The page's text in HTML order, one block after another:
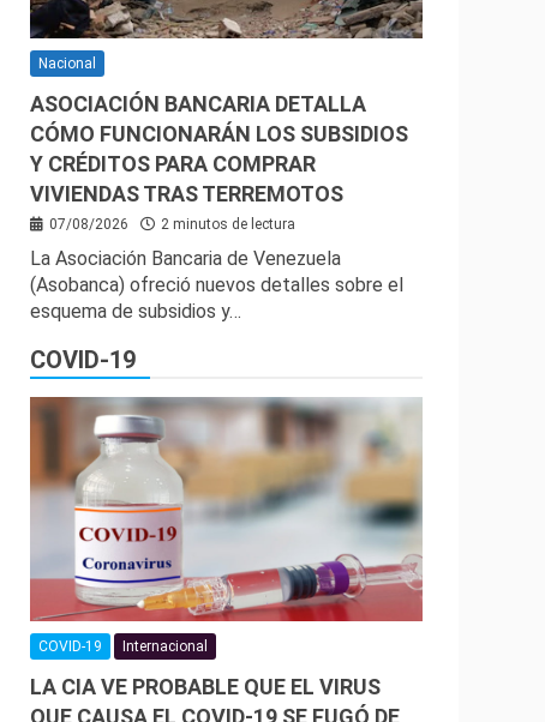
Nacional
ASOCIACIÓN BANCARIA DETALLA
CÓMO FUNCIONARÁN LOS SUBSIDIOS
Y CRÉDITOS PARA COMPRAR
VIVIENDAS TRAS TERREMOTOS
07/08/2026 2 minutos de lectura
La Asociación Bancaria de Venezuela
(Asobanca) ofreció nuevos detalles sobre el
esquema de subsidios y…
COVID-19
COVID-19 Internacional
LA CIA VE PROBABLE QUE EL VIRUS